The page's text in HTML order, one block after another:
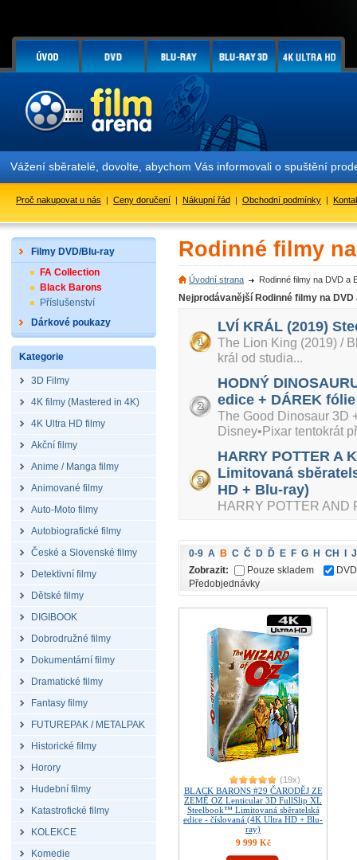
Vážení sběratelé, dovolte, abychom Vás informovali o spuštění
Proč nakupovat u nás | Ceny doručení | Nákupní řád | Obchodní podmínky |
Filmy DVD/Blu-ray
FA Collection
Black Barons
Příslušenství
Dárkové poukazy
Kategorie
3D Filmy
4K filmy (Mastered in 4K)
4K Ultra HD filmy
Akční filmy
Anime / Manga filmy
Animované filmy
Auto-Moto filmy
Autobiografické filmy
České a Slovenské filmy
Detektivní filmy
Dětské filmy
DIGIBOOK
Dobrodružné filmy
Dokumentární filmy
Dramatické filmy
Fantasy filmy
FUTUREPAK / METALPAK
Historické filmy
Horory
Hudební filmy
Katastrofické filmy
KOLEKCE
Komedie
Rodinné filmy
Úvodní strana Rodinné filmy na DVD a
Nejprodávanější Rodinné filmy na DVD
LVÍ KRÁL (2019)
The Lion King (2019) /
král od studia...
HODNÝ
edice + DÁREK
The Good Dinosaur 3D
Disney•Pixar tentokrát
HARRY POTTER A
Limitovaná
HD + Blu-ray)
HARRY POTTER AND
0-9 A B C Č D Ď E F G H CH
J
Zobrazit:
Pouze skladem
DVD
Předobjednávky
(19x)
BLACK BARONS #29 ČARODĚJ ZE
ZEMĚ OZ Lenticular 3D FullSlip XL
Steelbook™ Limitovaná sběratelská
edice - číslovaná (4K Ultra HD + Blu-
ray)
9 999 Kč